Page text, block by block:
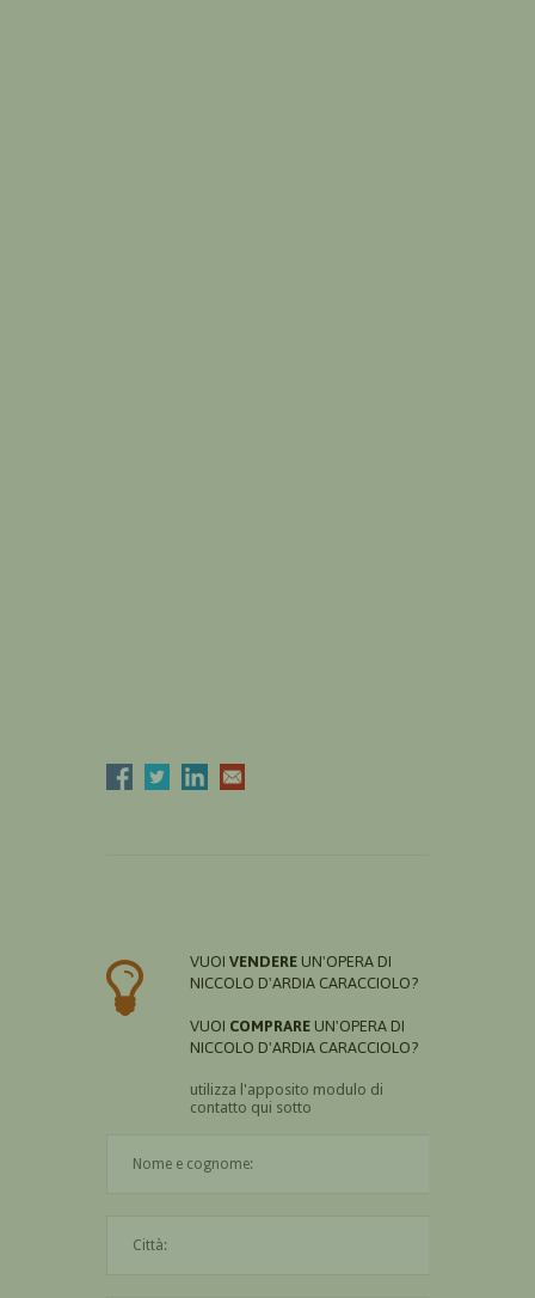
VUOI VENDERE UN'OPERA DI
NICCOLO D'ARDIA CARACCIOLO?
VUOI COMPRARE UN'OPERA DI
NICCOLO D'ARDIA CARACCIOLO?
utilizza l'apposito modulo di
contatto qui sotto